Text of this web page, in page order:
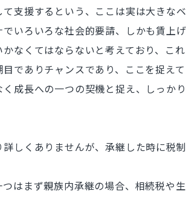
支援するという、ここは実は大きな
いろいろな社会的要請、しかも賃
なくてはならないと考えており、こ
でありチャンスであり、ここを捉
成長への一つの契機と捉え、しっか
しくありませんが、承継した時に税
はまず親族内承継の場合、相続税や